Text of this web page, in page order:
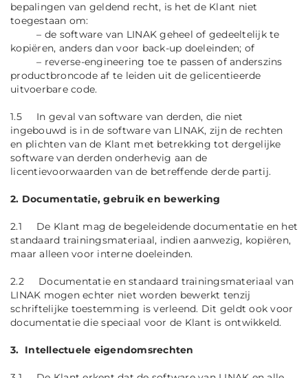
bepalingen van geldend recht, is het de Klant niet
toegestaan om:
– de software van LINAK geheel of gedeeltelijk te
kopiëren, anders dan voor back-up doeleinden; of
– reverse-engineering toe te passen of anderszins
productbroncode af te leiden uit de gelicentieerde
uitvoerbare code.
1.5 In geval van software van derden, die niet
ingebouwd is in de software van LINAK, zijn de rechten
en plichten van de Klant met betrekking tot dergelijke
software van derden onderhevig aan de
licentievoorwaarden van de betreffende derde partij.
2. Documentatie, gebruik en bewerking
2.1 De Klant mag de begeleidende documentatie en het
standaard trainingsmateriaal, indien aanwezig, kopiëren,
maar alleen voor interne doeleinden.
2.2 Documentatie en standaard trainingsmateriaal van
LINAK mogen echter niet worden bewerkt tenzij
schriftelijke toestemming is verleend. Dit geldt ook voor
documentatie die speciaal voor de Klant is ontwikkeld.
3. Intellectuele eigendomsrechten